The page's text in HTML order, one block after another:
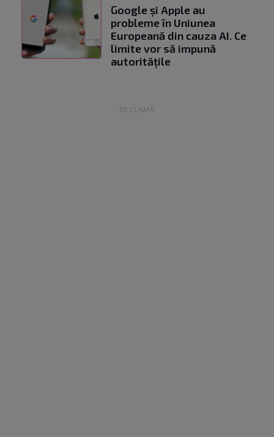
Google și Apple au
probleme în Uniunea
Europeană din cauza AI. Ce
limite vor să impună
autoritățile
RECLAMĂ